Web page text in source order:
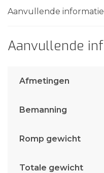
Aanvullende informatie
Aanvullende
Afmetingen
Bemanning
Romp gewicht
Totale gewicht